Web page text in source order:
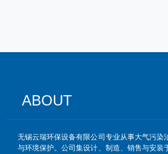
ABOUT
无锡云瑞环保设备有限公司专业从事大气污染
与环境保护。公司集设计、制造、销售与安装